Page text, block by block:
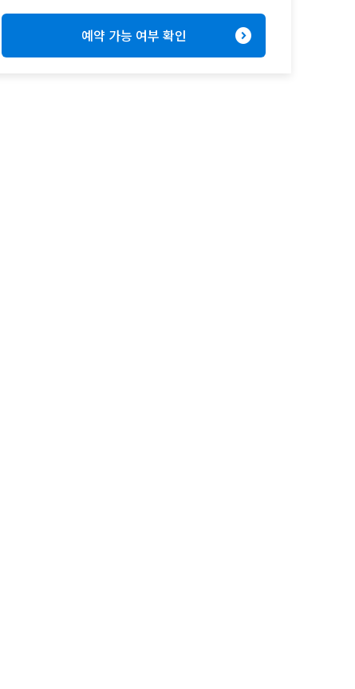
예약 가능 여부 확인 expand_circle_right